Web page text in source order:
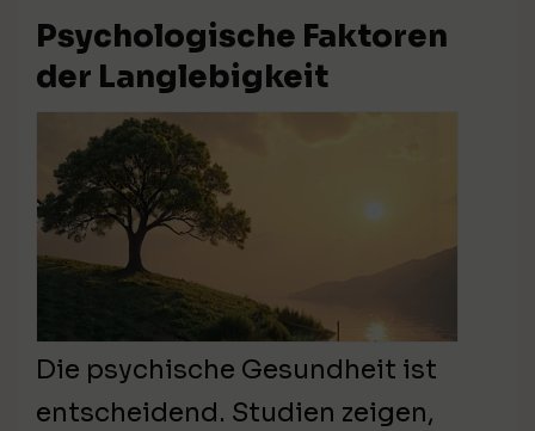
Psychologische Faktoren
der Langlebigkeit
Die psychische Gesundheit ist
entscheidend. Studien zeigen,